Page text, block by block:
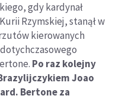
gdy kardynał
Rzymskiej, stanął w
kierowanych
Po raz kolejny
Joao
Bertone za